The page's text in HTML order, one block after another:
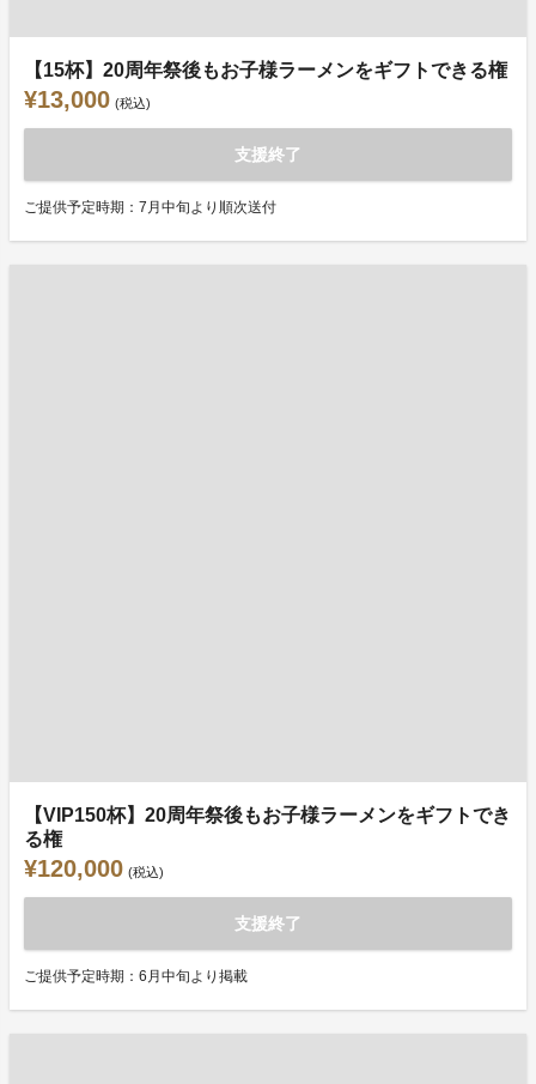
【15杯】20周年祭後もお子様ラーメンをギフトできる権
¥13,000 (税込)
支援終了
ご提供予定時期：7月中旬より順次送付
【VIP150杯】20周年祭後もお子様ラーメンをギフトでき
る権
¥120,000 (税込)
支援終了
ご提供予定時期：6月中旬より掲載